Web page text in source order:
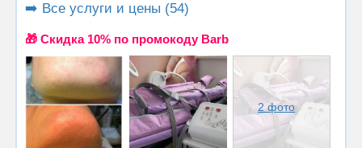
➡️ Все услуги и цены (54)
🎁 Cкидка 10% по промокоду Barb
2 фото